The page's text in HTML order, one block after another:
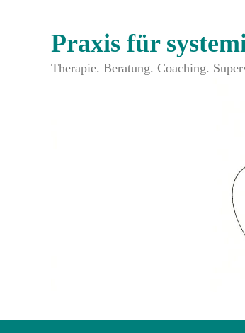
Praxis für
Therapie. Beratung. Coaching.